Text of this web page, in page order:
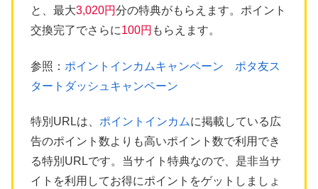
と、最大3,020円分の特典がもらえます。ポイント
交換完了でさらに100円 もらえます。
参照： ポイントインカムキャンペーン ポタ友ス
タートダッシュキャンペーン
特別URLは、 ポイントインカムに掲載している広
告のポイント数よりも高いポイント数で利用でき
る特別URLです。当サイト特典なので、是非当サ
イトを利用してお得にポイントをゲットしましょ